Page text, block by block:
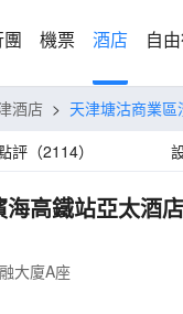
機票 酒店 自
酒店 > 天津塘沽商業
評（2114）
高鐵站亞太酒店
大廈A座